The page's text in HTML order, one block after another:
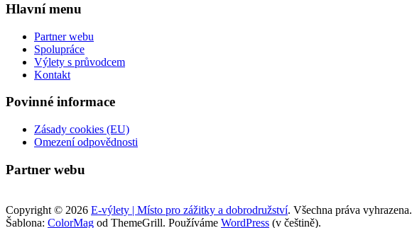
s
průvodcem
Hlavní menu
Partner webu
Spolupráce
Výlety s průvodcem
Kontakt
Povinné informace
Zásady cookies (EU)
Omezení odpovědnosti
Partner webu
Copyright © 2026 E-výlety | Místo pro zážitky a dobrodružství. Všechna práva vyhrazena.
Šablona: ColorMag od ThemeGrill. Používáme WordPress (v češtině).